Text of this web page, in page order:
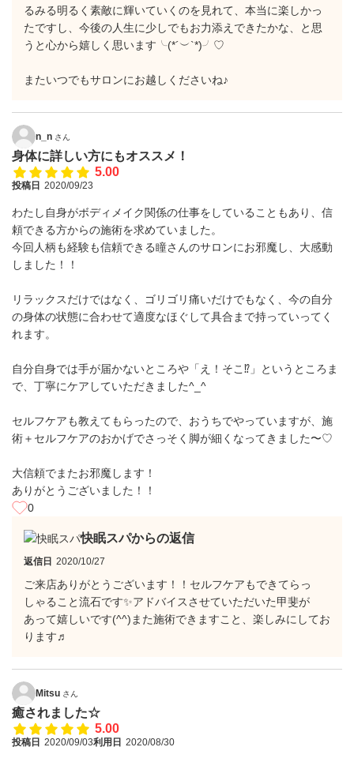
るみる明るく素敵に輝いていくのを見れて、本当に楽しかっ
たですし、今後の人生に少しでもお力添えできたかな、と思
うと心から嬉しく思います╰(*´︶`*)╯♡
またいつでもサロンにお越しくださいね♪
n_n さん
身体に詳しい方にもオススメ！
5.00
投稿日 2020/09/23
わたし自身がボディメイク関係の仕事をしていることもあり、信
頼できる方からの施術を求めていました。
今回人柄も経験も信頼できる瞳さんのサロンにお邪魔し、大感動
しました！！
リラックスだけではなく、ゴリゴリ痛いだけでもなく、今の自分
の身体の状態に合わせて適度なほぐして具合まで持っていってく
れます。
自分自身では手が届かないところや「え！そこ⁉︎」というところま
で、丁寧にケアしていただきました^_^
セルフケアも教えてもらったので、おうちでやっていますが、施
術＋セルフケアのおかげでさっそく脚が細くなってきました〜♡
大信頼でまたお邪魔します！
ありがとうございました！！
0
快眠スパからの返信
返信日 2020/10/27
ご来店ありがとうございます！！セルフケアもできてらっ
しゃること流石です✨アドバイスさせていただいた甲斐が
あって嬉しいです(^^)また施術できますこと、楽しみにしてお
ります♬
Mitsu さん
癒されました☆
5.00
投稿日 2020/09/03利用日 2020/08/30